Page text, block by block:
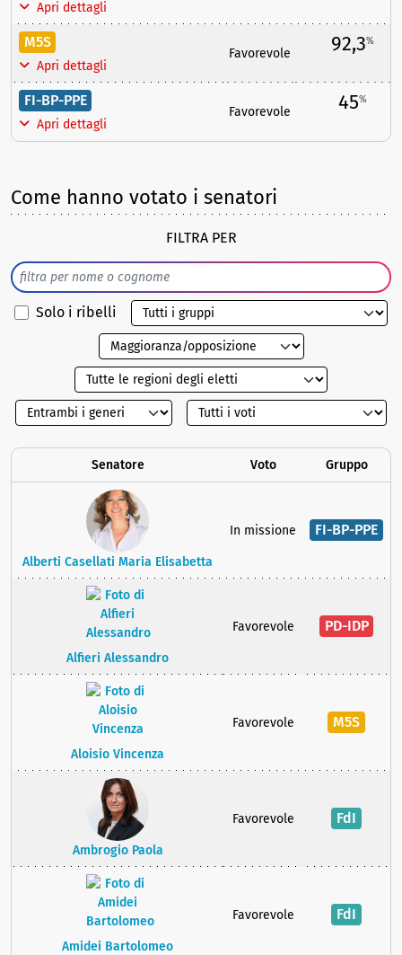
Apri dettagli
M5S
Apri dettagli
Favorevole 92,3%
FI-BP-PPE
Apri dettagli
Favorevole 45%
Come hanno votato i senatori
FILTRA PER
Solo i ribelli
Senatore Voto Gruppo
Alberti Casellati Maria Elisabetta
In missione FI-BP-PPE
Alfieri Alessandro
Favorevole PD-IDP
Aloisio Vincenza
Favorevole M5S
Ambrogio Paola
Favorevole FdI
Amidei Bartolomeo
Favorevole FdI